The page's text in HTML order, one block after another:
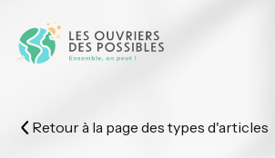
Retour à la page des types d'articles